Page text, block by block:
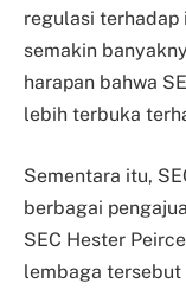
regulasi
semakin
harapan bahwa
lebih terbuka
Sementara itu,
berbagai
SEC Hester
lembaga tersebut